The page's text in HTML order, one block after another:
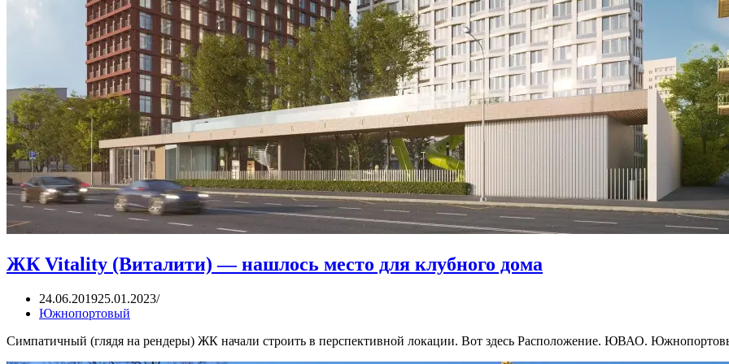
ЖК Vitality (Виталити) — нашлось место для клубного дома
24.06.201925.01.2023
Южнопортовый
Симпатичный (глядя на рендеры) ЖК начали строить в перспективной локации. Вот здесь Расположение. ЮВАО.